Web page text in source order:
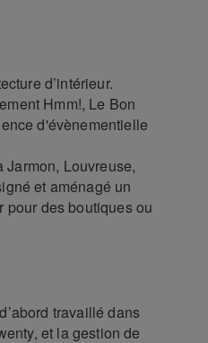
d’intérieur.
Hmm!, Le Bon
d'évènementielle
Jarmon, Louvreuse,
et aménagé un
pour des boutiques ou
travaillé dans
et la gestion de